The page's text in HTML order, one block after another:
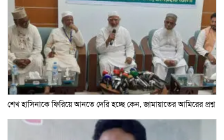
শেখ হাসিনাকে ফিরিয়ে আনতে দেরি হচ্ছে কেন, জামায়াতের আমিরের প্রশ্ন